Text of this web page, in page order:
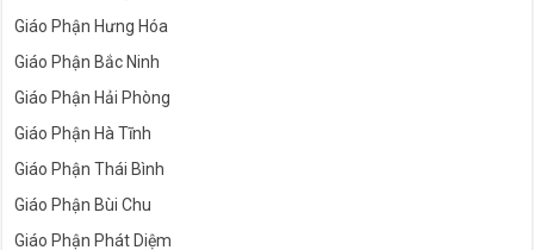
Giáo Phận Hưng Hóa
Giáo Phận Bắc Ninh
Giáo Phận Hải Phòng
Giáo Phận Hà Tĩnh
Giáo Phận Thái Bình
Giáo Phận Bùi Chu
Giáo Phận Phát Diệm